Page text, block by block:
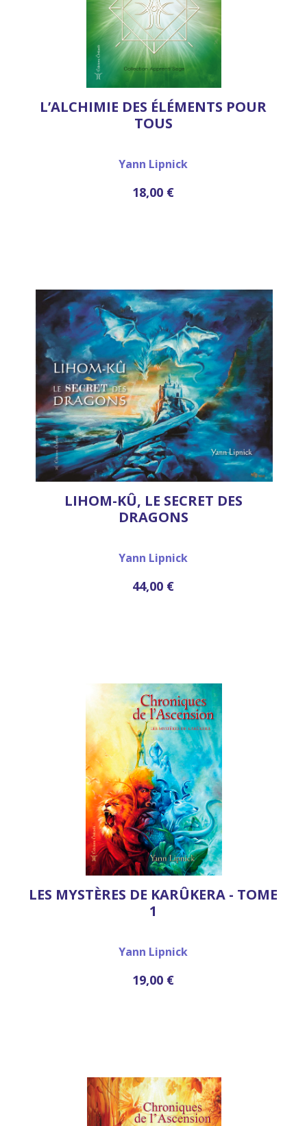
L’ALCHIMIE DES ÉLÉMENTS POUR
TOUS
Yann Lipnick
18,00 €
LIHOM-KÛ, LE SECRET DES
DRAGONS
Yann Lipnick
44,00 €
LES MYSTÈRES DE KARÛKERA - TOME
1
Yann Lipnick
19,00 €